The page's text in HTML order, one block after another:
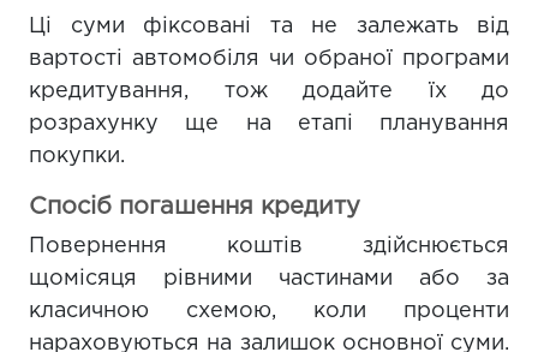
Ці суми фіксовані та не залежать від
вартості автомобіля чи обраної програми
кредитування, тож додайте їх до
розрахунку ще на етапі планування
покупки.
Спосіб погашення кредиту
Повернення коштів здійснюється
щомісяця рівними частинами або за
класичною схемою, коли проценти
нараховуються на залишок основної суми.